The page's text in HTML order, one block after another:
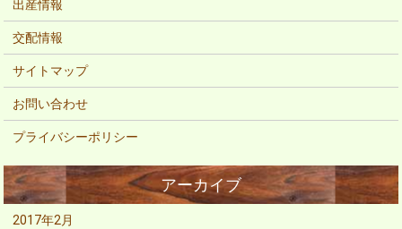
出産情報
交配情報
サイトマップ
お問い合わせ
プライバシーポリシー
2017年2月